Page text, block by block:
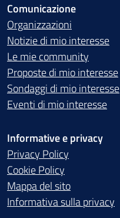
Comunicazione
Organizzazioni
Notizie di mio interesse
Le mie community
Proposte di mio interesse
Sondaggi di mio interesse
Eventi di mio interesse
Informative e privacy
Privacy Policy
Cookie Policy
Mappa del sito
Informativa sulla privacy